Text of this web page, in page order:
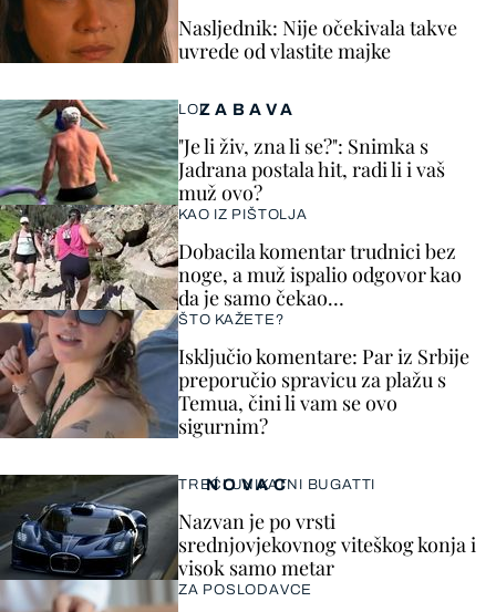
ZABAVA
LOL
"Je li živ, zna li se?": Snimka s
Jadrana postala hit, radi li i vaš
muž ovo?
KAO IZ PIŠTOLJA
Dobacila komentar trudnici bez
noge, a muž ispalio odgovor kao
da je samo čekao…
ŠTO KAŽETE?
Isključio komentare: Par iz Srbije
preporučio spravicu za plažu s
Temua, čini li vam se ovo
sigurnim?
Nasljednik: Nije očekivala takve
uvrede od vlastite majke
NOVAC
TREĆI UNIKATNI BUGATTI
Nazvan je po vrsti
srednjovjekovnog viteškog konja i
visok samo metar
ZA POSLODAVCE